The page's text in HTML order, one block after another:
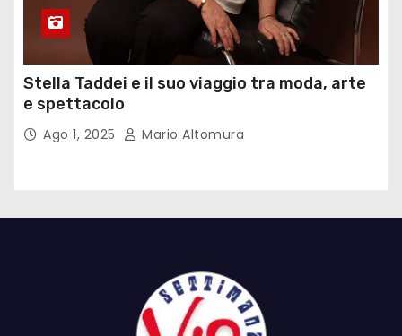
Stella Taddei e il suo viaggio tra moda, arte
e spettacolo
Ago 1, 2025 Mario Altomura